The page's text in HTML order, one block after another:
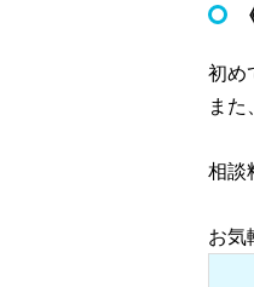
初め
また
相談
お気